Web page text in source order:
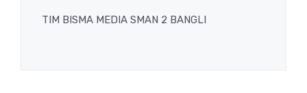
TIM BISMA MEDIA SMAN 2 BANGLI